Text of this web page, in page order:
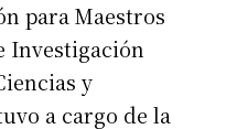
para Maestros
Investigación
y
a cargo de la